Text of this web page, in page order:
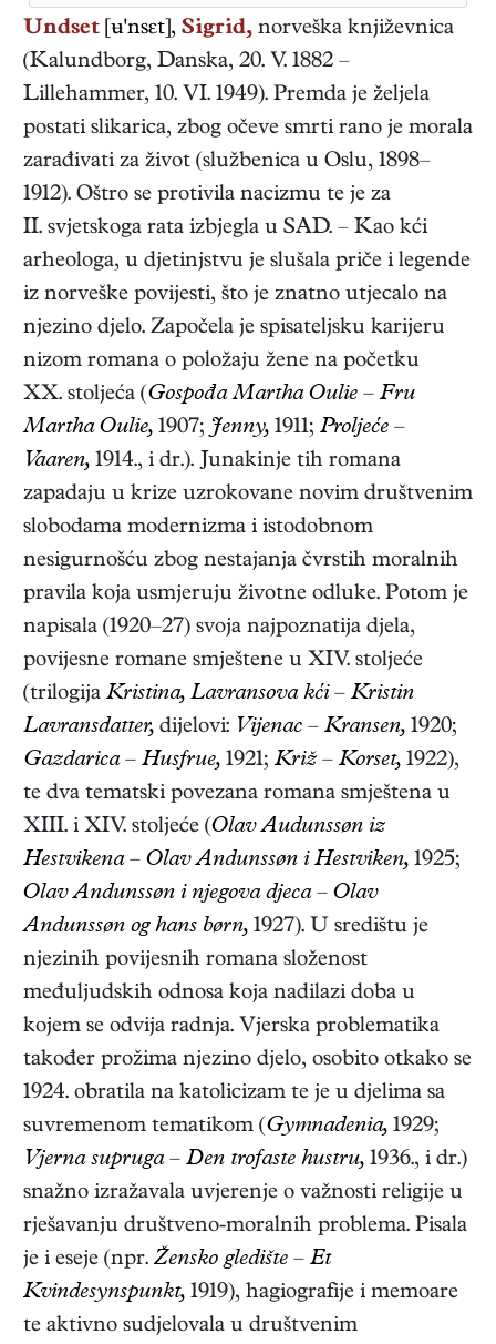
Undset [ʉ'nsɛt], Sigrid, norveška književnica
(Kalundborg, Danska, 20. V. 1882 –
Lillehammer, 10. VI. 1949). Premda je željela
postati slikarica, zbog očeve smrti rano je morala
zarađivati za život (službenica u Oslu, 1898–
1912). Oštro se protivila nacizmu te je za
II. svjetskoga rata izbjegla u SAD. – Kao kći
arheologa, u djetinjstvu je slušala priče i legende
iz norveške povijesti, što je znatno utjecalo na
njezino djelo. Započela je spisateljsku karijeru
nizom romana o položaju žene na početku
XX. stoljeća (Gospođa Martha Oulie – Fru
Martha Oulie, 1907;Jenny, 1911; Proljeće –
Vaaren, 1914., i dr.). Junakinje tih romana
zapadaju u krize uzrokovane novim društvenim
slobodama modernizma i istodobnom
nesigurnošću zbog nestajanja čvrstih moralnih
pravila koja usmjeruju životne odluke. Potom je
napisala (1920–27) svoja najpoznatija djela,
povijesne romane smještene u XIV. stoljeće
(trilogija Kristina, Lavransova kći – Kristin
Lavransdatter, dijelovi: Vijenac – Kransen, 1920;
Gazdarica – Husfrue, 1921; Križ – Korset, 1922),
te dva tematski povezana romana smještena u
XIII. i XIV. stoljeće (Olav Audunssøn iz
Hestvikena – Olav Andunssøn i Hestviken, 1925;
Olav Andunssøn i njegova djeca – Olav
Andunssøn og hans børn, 1927). U središtu je
njezinih povijesnih romana složenost
međuljudskih odnosa koja nadilazi doba u
kojem se odvija radnja. Vjerska problematika
također prožima njezino djelo, osobito otkako se
1924. obratila na katolicizam te je u djelima sa
suvremenom tematikom (Gymnadenia, 1929;
Vjerna supruga – Den trofaste hustru, 1936., i dr.)
snažno izražavala uvjerenje o važnosti religije u
rješavanju društveno-moralnih problema. Pisala
je i eseje (npr.Žensko gledište – Et
Kvindesynspunkt, 1919), hagiografije i memoare
te aktivno sudjelovala u društvenim